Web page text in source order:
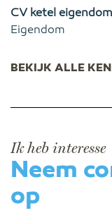
CV ketel eigendom
Eigendom
BEKIJK ALLE
Ik heb interesse
Neem
op